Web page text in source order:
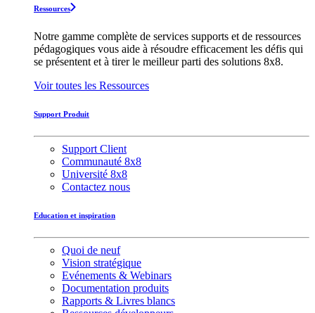
Ressources
Notre gamme complète de services supports et de ressources
pédagogiques vous aide à résoudre efficacement les défis qui
se présentent et à tirer le meilleur parti des solutions 8x8.
Voir toutes les Ressources
Support Produit
Support Client
Communauté 8x8
Université 8x8
Contactez nous
Education et inspiration
Quoi de neuf
Vision stratégique
Evénements & Webinars
Documentation produits
Rapports & Livres blancs